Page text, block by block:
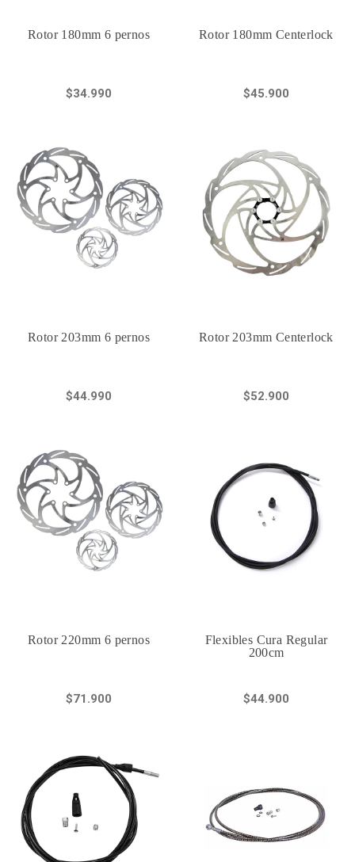
Rotor 180mm 6 pernos
$34.990
Rotor 180mm Centerlock
$45.900
Rotor 203mm 6 pernos
$44.990
Rotor 203mm Centerlock
$52.900
Rotor 220mm 6 pernos
$71.900
Flexibles Cura Regular
200cm
$44.900